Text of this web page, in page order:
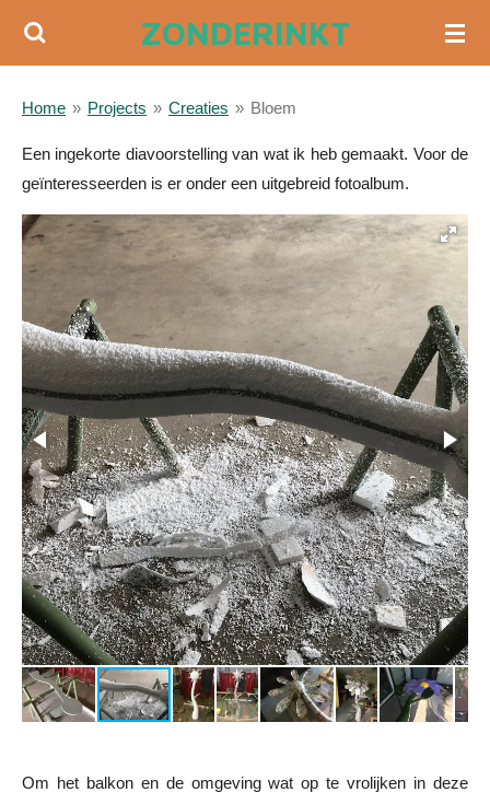
Ga
de
ZONDERINKT
Home » Projects » Creaties » Bloem
Een ingekorte diavoorstelling van wat ik heb gemaakt. Voor de
geïnteresseerden is er onder een uitgebreid fotoalbum.
Om het balkon en de omgeving wat op te vrolijken in deze